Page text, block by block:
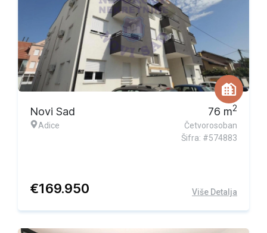
Ekskluzivna ponuda
Novi Sad
Adice
76 m2
Četvorosoban
Šifra: #574883
€169.950 Više Detalja